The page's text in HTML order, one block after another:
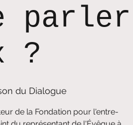
?
du Dialogue
de la Fondation pour l'entre-